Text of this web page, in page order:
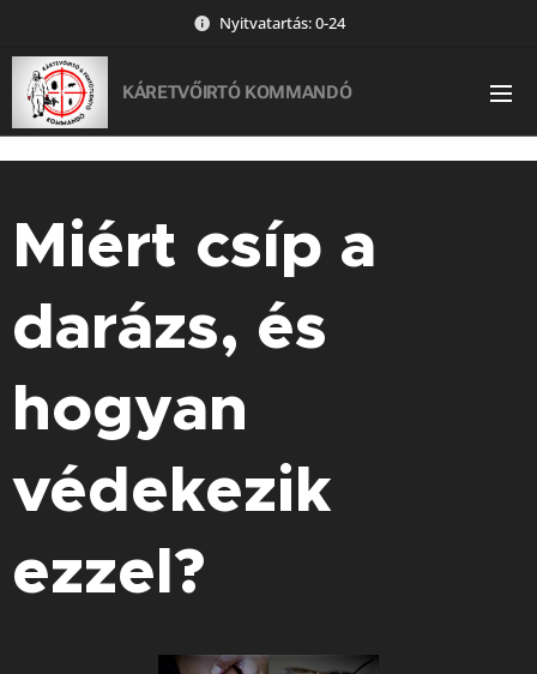
Nyitvatartás: 0-24
KÁRETVŐIRTÓ KOMMANDÓ
Miért csíp a
darázs, és
hogyan
védekezik
ezzel?